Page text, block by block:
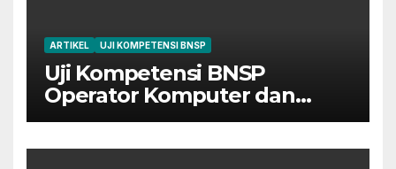
ARTIKEL UJI KOMPETENSI BNSP
Uji Kompetensi BNSP
Operator Komputer dan
Digital Marketing di Bekasi